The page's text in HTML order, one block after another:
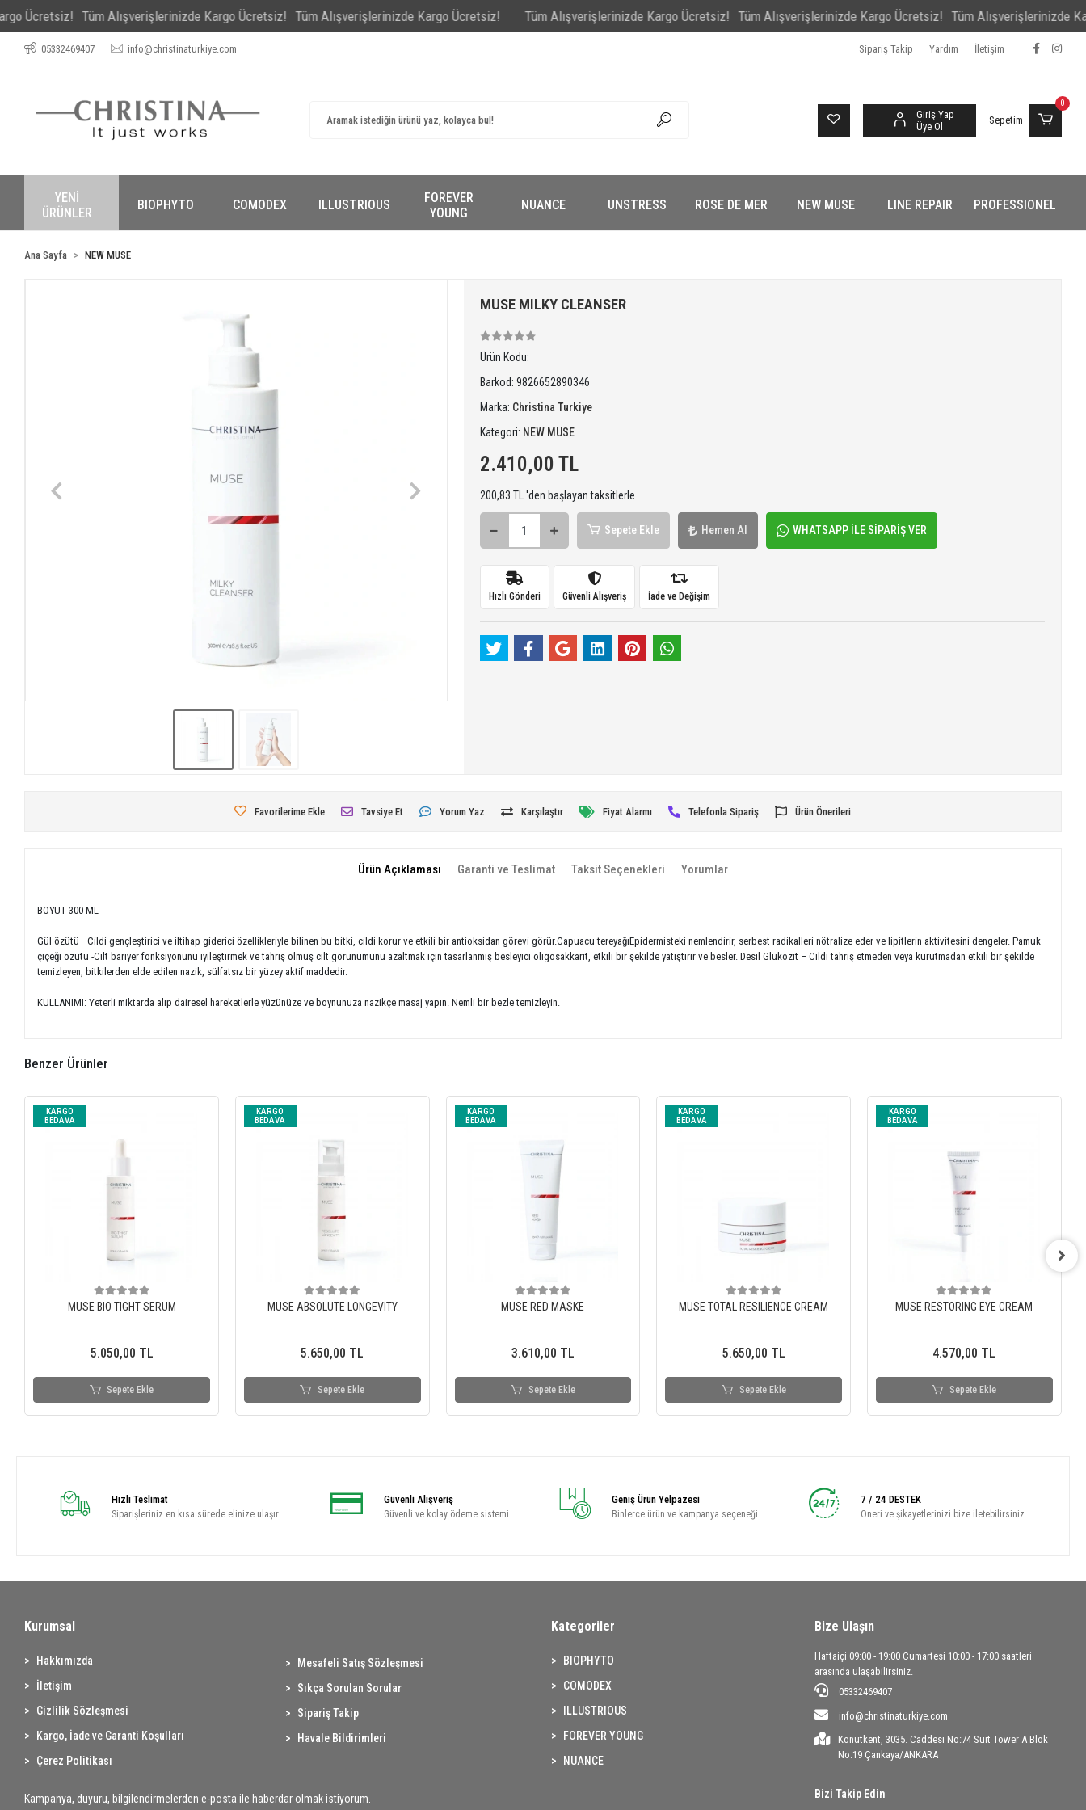
Tüm Alışverişlerinizde Kargo Ücretsiz! Tüm Alışverişlerinizde Kargo Ücretsiz! Tüm Alışverişlerinizde Kargo Ücretsiz! Tüm Alışverişlerinizde Kargo Ücretsiz! Tüm Alışverişlerinizde Kargo
05332469407 info@christinaturkiye.com Sipariş Takip Yardım İletişim
Giriş Yap
Üye Ol
Sepetim
0
YENİ
ÜRÜNLER
BIOPHYTO COMODEX ILLUSTRIOUS
FOREVER
YOUNG
NUANCE UNSTRESS ROSE DE MER NEW MUSE LINE REPAIR PROFESSIONEL
Ana Sayfa NEW MUSE
MUSE MILKY CLEANSER
Ürün Kodu:
Barkod: 9826652890346
Marka: Christina Turkiye
Kategori: NEW MUSE
2.410,00 TL
200,83 TL 'den başlayan taksitlerle
Sepete Ekle Hemen Al WHATSAPP İLE SİPARİŞ VER
Hızlı Gönderi Güvenli Alışveriş İade ve Değişim
Favorilerime Ekle Tavsiye Et Yorum Yaz Karşılaştır Fiyat Alarmı Telefonla Sipariş Ürün Önerileri
Ürün Açıklaması Garanti ve Teslimat Taksit Seçenekleri Yorumlar
BOYUT 300 ML
Gül özütü –Cildi gençleştirici ve iltihap giderici özellikleriyle bilinen bu bitki, cildi korur ve etkili bir antioksidan görevi görür.Capuacu tereyağıEpidermisteki nemlendirir, serbest radikalleri nötralize eder ve lipitlerin aktivitesini dengeler. Pamuk
çiçeği özütü -Cilt bariyer fonksiyonunu iyileştirmek ve tahriş olmuş cilt görünümünü azaltmak için tasarlanmış besleyici oligosakkarit, etkili bir şekilde yatıştırır ve besler. Desil Glukozit – Cildi tahriş etmeden veya kurutmadan etkili bir şekilde
temizleyen, bitkilerden elde edilen nazik, sülfatsız bir yüzey aktif maddedir.
KULLANIMI: Yeterli miktarda alıp dairesel hareketlerle yüzünüze ve boynunuza nazikçe masaj yapın. Nemli bir bezle temizleyin.
Benzer Ürünler
KARGO
BEDAVA
MUSE BIO TIGHT SERUM
5.050,00 TL
Sepete Ekle
KARGO
BEDAVA
MUSE ABSOLUTE LONGEVITY
5.650,00 TL
Sepete Ekle
KARGO
BEDAVA
MUSE RED MASKE
3.610,00 TL
Sepete Ekle
KARGO
BEDAVA
MUSE TOTAL RESILIENCE CREAM
5.650,00 TL
Sepete Ekle
KARGO
BEDAVA
MUSE RESTORING EYE CREAM
4.570,00 TL
Sepete Ekle
Hızlı Teslimat
Siparişleriniz en kısa sürede elinize ulaşır.
Güvenli Alışveriş
Güvenli ve kolay ödeme sistemi
Geniş Ürün Yelpazesi
Binlerce ürün ve kampanya seçeneği
7 / 24 DESTEK
Öneri ve şikayetlerinizi bize iletebilirsiniz.
Kurumsal
Hakkımızda
İletişim
Gizlilik Sözleşmesi
Kargo, İade ve Garanti Koşulları
Çerez Politikası
Mesafeli Satış Sözleşmesi
Sıkça Sorulan Sorular
Sipariş Takip
Havale Bildirimleri
Kampanya, duyuru, bilgilendirmelerden e-posta ile haberdar olmak istiyorum.
Kategoriler
BIOPHYTO
COMODEX
ILLUSTRIOUS
FOREVER YOUNG
NUANCE
Bize Ulaşın
Haftaiçi 09:00 - 19:00 Cumartesi 10:00 - 17:00 saatleri
arasında ulaşabilirsiniz.
05332469407
info@christinaturkiye.com
Konutkent, 3035. Caddesi No:74 Suit Tower A Blok
No:19 Çankaya/ANKARA
Bizi Takip Edin